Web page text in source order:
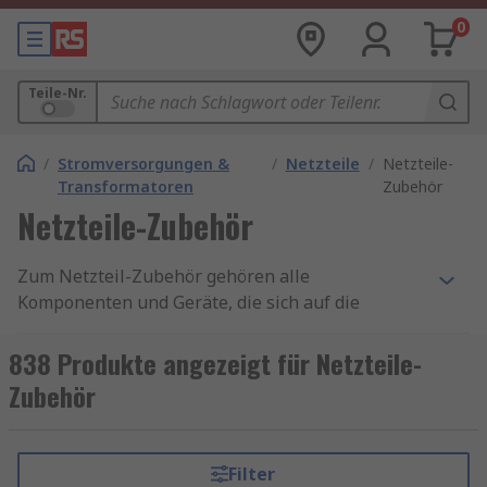
0
Teile-Nr.
/ Stromversorgungen &
Transformatoren
/ Netzteile / Netzteile-
Zubehör
Netzteile-Zubehör
Zum Netzteil-Zubehör gehören alle
Komponenten und Geräte, die sich auf die
für eine bestimmte Last beziehen. Dazu gehören
Steckersätze, Diodenmodule und Batteriemodule.
Netzteil-Zubehör ist in der Regel erforderlich,
oder um ein neues zu erstellen.
838 Produkte angezeigt für Netzteile-
Zubehör
Filter